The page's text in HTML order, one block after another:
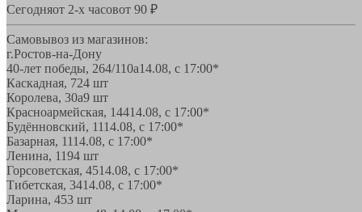
Сегодняот 2-х часовот 90 ₽
Самовывоз из магазинов:
г.Ростов-на-Дону
40-лет победы, 264/110а14.08, с 17:00*
Каскадная, 724 шт
Королева, 30а9 шт
Красноармейская, 14414.08, с 17:00*
Будённовский, 1114.08, с 17:00*
Базарная, 1114.08, с 17:00*
Ленина, 1194 шт
Горсоветская, 4514.08, с 17:00*
Тибетская, 3414.08, с 17:00*
Ларина, 453 шт